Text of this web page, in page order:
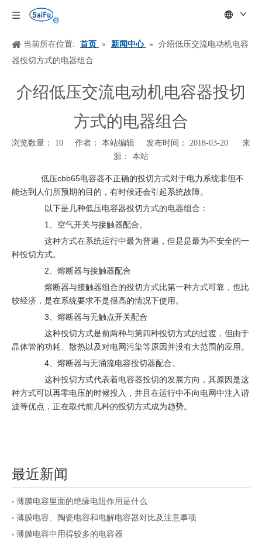
当前所在位置: 首页 » 新闻中心 »
介绍低压交流电动机电容
器投切方式的电器组合
介绍低压交流电动机电容器投切
方式的电器组合
浏览数量： 10 作者： 本站编辑 发布时间： 2018-03-20 来
源： 本站
["wechat","weibo","qzone","douban","email"]
低压cbb65电容器不正确的投切方式对于电力系统非但不
能达到人们所预期的目的，有时候还会引起系统故障。
以下是几种低压电容器投切方式的电器组合：
1、空气开关与接触器配合。
这种方式在系统运行中最为普遍，但是是最为不安全的一
种投切方式。
2、熔断器与接触器配合
熔断器与接触器组合的投切方式比第一种方式可靠，也比
较经济，是在系统要求不是很高的情况下使用。
3、熔断器与无触点开关配合
这种投切方式是前两种与第四种投切方式的过渡，但由于
晶体管的功耗、散热以及对电网污染等原因并没有大范围的应用。
4、熔断器与无涌流电容投切器配合。
这种投切方式代表着电容器投切的发展方向，其原因是这
种方式可以再零电压的时候投入，并且在运行中不向电网中注入谐
波等优点，正在取代前几种的投切方式成为趋势。
最近新闻
薄膜电容里面的绝缘电阻作用是什么
薄膜电容、陶瓷电容和电解电容器对比及注意事项
薄膜电容中用得较多的电容器